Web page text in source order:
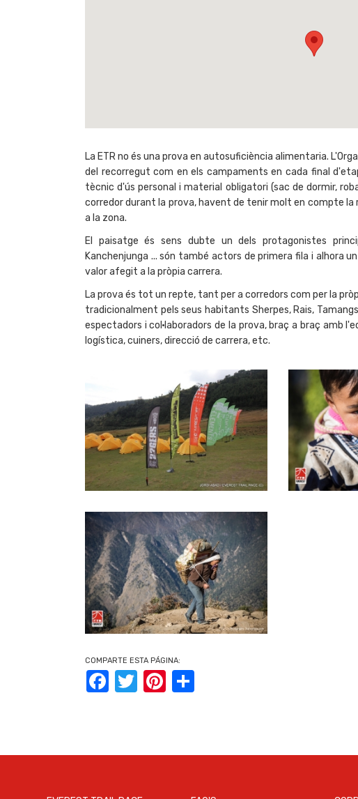
La ETR no és una prova en autosuficiència alimentaria.
del recorregut com en els campaments en cada final
tècnic d'ús personal i material obligatori (sac de dormir,
corredor durant la prova, havent de tenir molt en compte
a la zona.
El paisatge és sens dubte un dels protagonistes
Kanchenjunga ... són també actors de primera fila i alhora
valor afegit a la pròpia carrera.
La prova és tot un repte, tant per a corredors com per la
tradicionalment pels seus habitants Sherpes, Rais,
espectadors i col·laboradors de la prova, braç a braç amb
logística, cuiners, direcció de carrera, etc.
COMPARTE ESTA PÁGINA:
FacebookTwitter Pinterest